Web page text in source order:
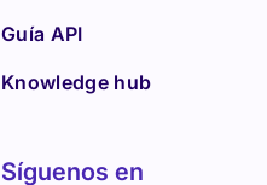
Guía API
Knowledge hub
Síguenos en